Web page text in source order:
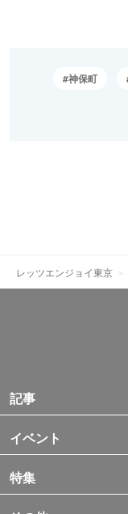
神保町
レッツエンジョイ東京
記事
イベント
特集